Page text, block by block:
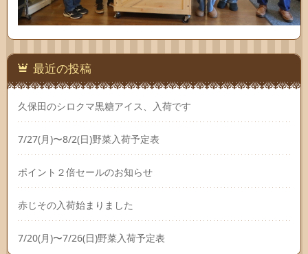
最近の投稿
久保田のシロクマ黒糖アイス、入荷です
7/27(月)〜8/2(日)野菜入荷予定表
ポイント２倍セールのお知らせ
赤じその入荷始まりました
7/20(月)〜7/26(日)野菜入荷予定表